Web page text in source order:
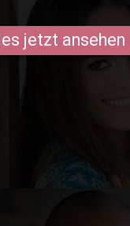
jetzt ansehen